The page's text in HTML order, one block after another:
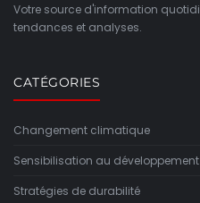
Votre source d'information
tendances et analyses.
CATÉGORIES
Changement climatique
Sensibilisation au
Stratégies de durabilité